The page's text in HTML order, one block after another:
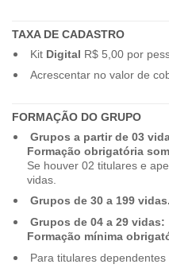
TAXA DE CADASTRO
Kit Digital R$ 5,00 por
Acrescentar no valor de
FORMAÇÃO DO GRUPO
Grupos a partir de 03
Formação obrigatória
Se houver 02 titulares e
vidas.
Grupos de 30 a 199 vidas.
Grupos de 04 a 29 vidas:
Formação mínima
Para titulares